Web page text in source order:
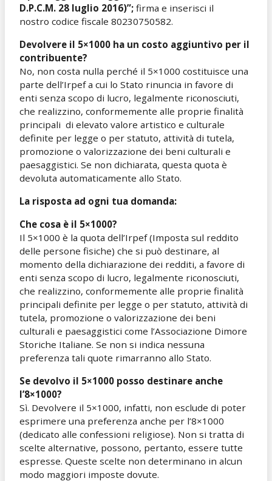
D.P.C.M. 28 luglio 2016)”; firma e inserisci il
nostro codice fiscale 80230750582.
Devolvere il 5×1000 ha un costo aggiuntivo per il
contribuente?
No, non costa nulla perché il 5×1000 costituisce una
parte dell’Irpef a cui lo Stato rinuncia in favore di
enti senza scopo di lucro, legalmente riconosciuti,
che realizzino, conformemente alle proprie finalità
principali di elevato valore artistico e culturale
definite per legge o per statuto, attività di tutela,
promozione o valorizzazione dei beni culturali e
paesaggistici. Se non dichiarata, questa quota è
devoluta automaticamente allo Stato.
La risposta ad ogni tua domanda:
Che cosa è il 5×1000?
Il 5×1000 è la quota dell’Irpef (Imposta sul reddito
delle persone fisiche) che si può destinare, al
momento della dichiarazione dei redditi, a favore di
enti senza scopo di lucro, legalmente riconosciuti,
che realizzino, conformemente alle proprie finalità
principali definite per legge o per statuto, attività di
tutela, promozione o valorizzazione dei beni
culturali e paesaggistici come l’Associazione Dimore
Storiche Italiane. Se non si indica nessuna
preferenza tali quote rimarranno allo Stato.
Se devolvo il 5×1000 posso destinare anche
l’8×1000?
Sì. Devolvere il 5×1000, infatti, non esclude di poter
esprimere una preferenza anche per l’8×1000
(dedicato alle confessioni religiose). Non si tratta di
scelte alternative, possono, pertanto, essere tutte
espresse. Queste scelte non determinano in alcun
modo maggiori imposte dovute.